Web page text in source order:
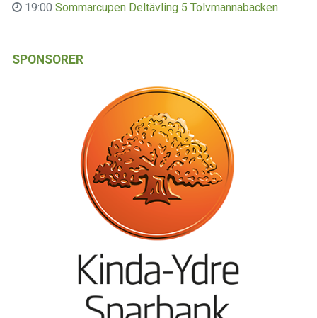
19:00 Sommarcupen Deltävling 5 Tolvmannabacken
SPONSORER